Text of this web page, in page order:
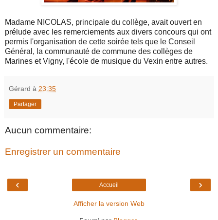
Madame NICOLAS, principale du collège, avait ouvert en
prélude avec les remerciements aux divers concours qui ont
permis l'organisation de cette soirée tels que le Conseil
Général, la communauté de commune des collèges de
Marines et Vigny, l'école de musique du Vexin entre autres.
Gérard à 23:35
Partager
Aucun commentaire:
Enregistrer un commentaire
‹ ›
Accueil
Afficher la version Web